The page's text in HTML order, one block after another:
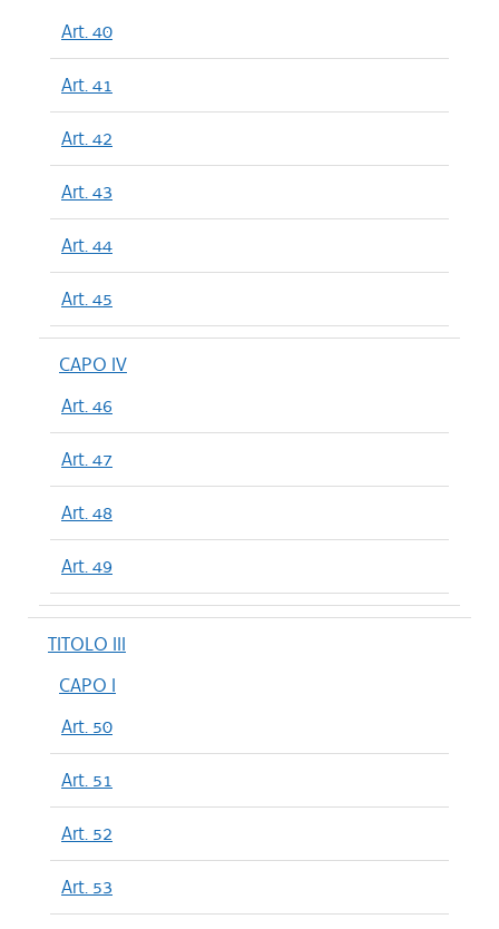
Art. 40
Art. 41
Art. 42
Art. 43
Art. 44
Art. 45
CAPO IV
Art. 46
Art. 47
Art. 48
Art. 49
TITOLO III
CAPO I
Art. 50
Art. 51
Art. 52
Art. 53